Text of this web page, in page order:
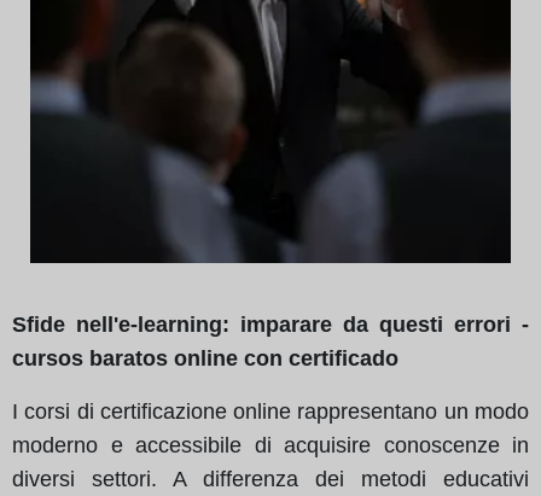
Sfide nell'e-learning: imparare da questi errori -
cursos baratos online con certificado
I corsi di certificazione online rappresentano un modo
moderno e accessibile di acquisire conoscenze in
diversi settori. A differenza dei metodi educativi